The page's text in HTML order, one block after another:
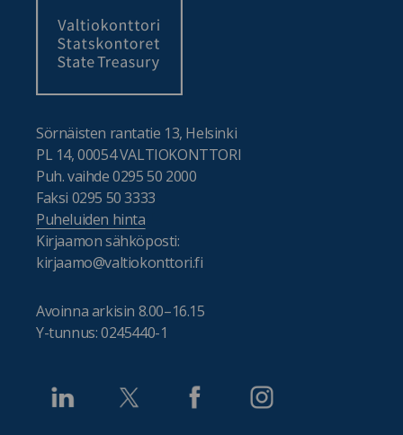
Sörnäisten rantatie 13, Helsinki
PL 14, 00054 VALTIOKONTTORI
Puh. vaihde 0295 50 2000
Faksi 0295 50 3333
Puheluiden hinta
Kirjaamon sähköposti:
kirjaamo@valtiokonttori.fi
Avoinna arkisin 8.00–16.15
Y-tunnus: 0245440-1